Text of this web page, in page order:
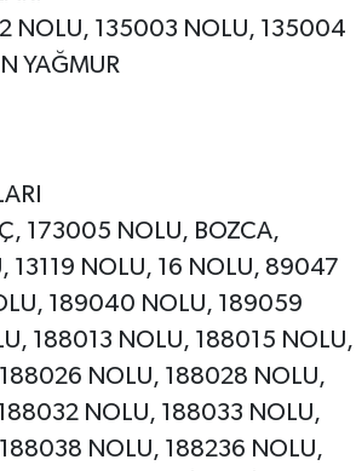
NOLU, 135003 NOLU, 135004
YAĞMUR
173005 NOLU, BOZCA,
NOLU, 16 NOLU, 89047
189040 NOLU, 189059
188013 NOLU, 188015 NOLU,
NOLU, 188028 NOLU,
NOLU, 188033 NOLU,
NOLU, 188236 NOLU,